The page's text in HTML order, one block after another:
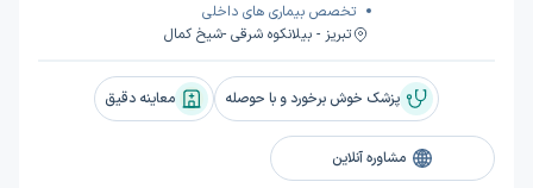
تخصص بیماری های داخلی
تبریز - بیلانکوه شرقی -شیخ کمال
پزشک خوش برخورد و با حوصله معاینه دقیق
مشاوره آنلاین